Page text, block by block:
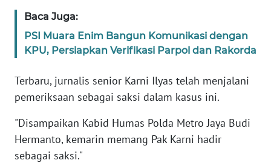
Baca Juga:
PSI Muara Enim Bangun Komunikasi dengan
KPU, Persiapkan Verifikasi Parpol dan Rakorda
Terbaru, jurnalis senior Karni Ilyas telah menjalani
pemeriksaan sebagai saksi dalam kasus ini.
"Disampaikan Kabid Humas Polda Metro Jaya Budi
Hermanto, kemarin memang Pak Karni hadir
sebagai saksi."
IKLAN
KAMI
MEDIA
SIBER